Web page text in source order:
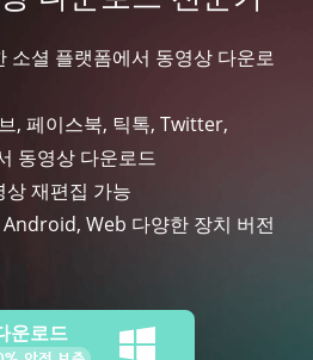
소셜 플랫폼에서 동영상 다운로
, 페이스북, 틱톡, Twitter,
동영상 다운로드
재편집 가능
Web 다양한 장치 버전
운로드